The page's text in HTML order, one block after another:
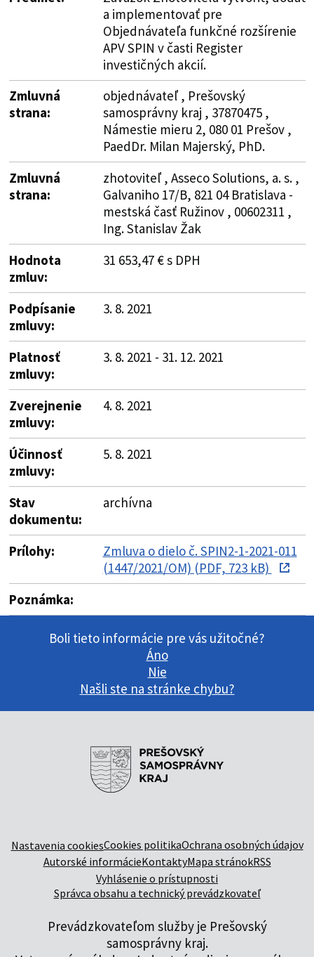
a implementovať pre
Objednávateľa funkčné rozšírenie
APV SPIN v časti Register
investičných akcií.
Zmluvná
strana:
objednávateľ , Prešovský
samosprávny kraj , 37870475 ,
Námestie mieru 2, 080 01 Prešov ,
PaedDr. Milan Majerský, PhD.
Zmluvná
strana:
zhotoviteľ , Asseco Solutions, a. s. ,
Galvaniho 17/B, 821 04 Bratislava -
mestská časť Ružinov , 00602311 ,
Ing. Stanislav Žak
Hodnota
zmluv:
31 653,47 € s DPH
Podpísanie
zmluvy:
3. 8. 2021
Platnosť
zmluvy:
3. 8. 2021 - 31. 12. 2021
Zverejnenie
zmluvy:
4. 8. 2021
Účinnosť
zmluvy:
5. 8. 2021
Stav
dokumentu:
archívna
Prílohy:
Zmluva o dielo č. SPIN2-1-2021-011
(1447/2021/OM) (PDF, 723 kB)
Poznámka:
Boli tieto informácie pre vás užitočné?
Áno
Nie
Našli ste na stránke chybu?
Nastavenia cookiesCookies politikaOchrana osobných údajov
Autorské informácieKontaktyMapa stránokRSS
Vyhlásenie o prístupnosti
Správca obsahu a technický prevádzkovateľ
Prevádzkovateľom služby je Prešovský
samosprávny kraj.